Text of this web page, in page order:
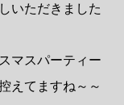
いただきました
マスパーティー
えてますね～～